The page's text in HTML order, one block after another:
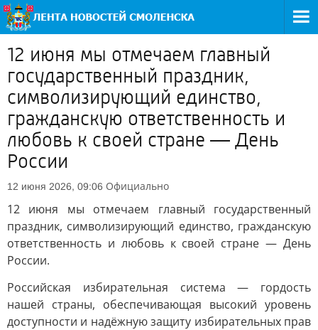
12 июня мы отмечаем главный
государственный праздник,
символизирующий единство,
гражданскую ответственность и
любовь к своей стране — День
России
12 июня 2026, 09:06 Официально
12 июня мы отмечаем главный государственный
праздник, символизирующий единство, гражданскую
ответственность и любовь к своей стране — День
России.
Российская избирательная система — гордость
нашей страны, обеспечивающая высокий уровень
доступности и надёжную защиту избирательных прав